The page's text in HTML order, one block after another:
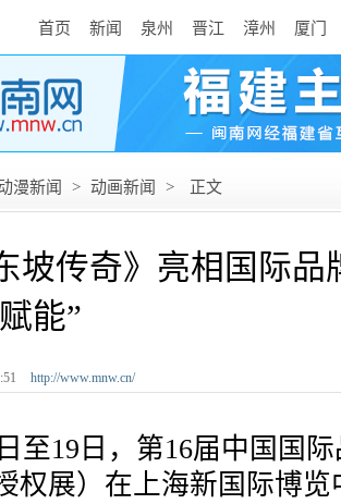
首页 新闻 泉州 晋江 漳州 厦门
漫新闻 > 动画新闻 > 正文
坡传奇》亮相国际
能”
http://www.mnw.cn/
19日，第16届中国国际
权展）在上海新国际博